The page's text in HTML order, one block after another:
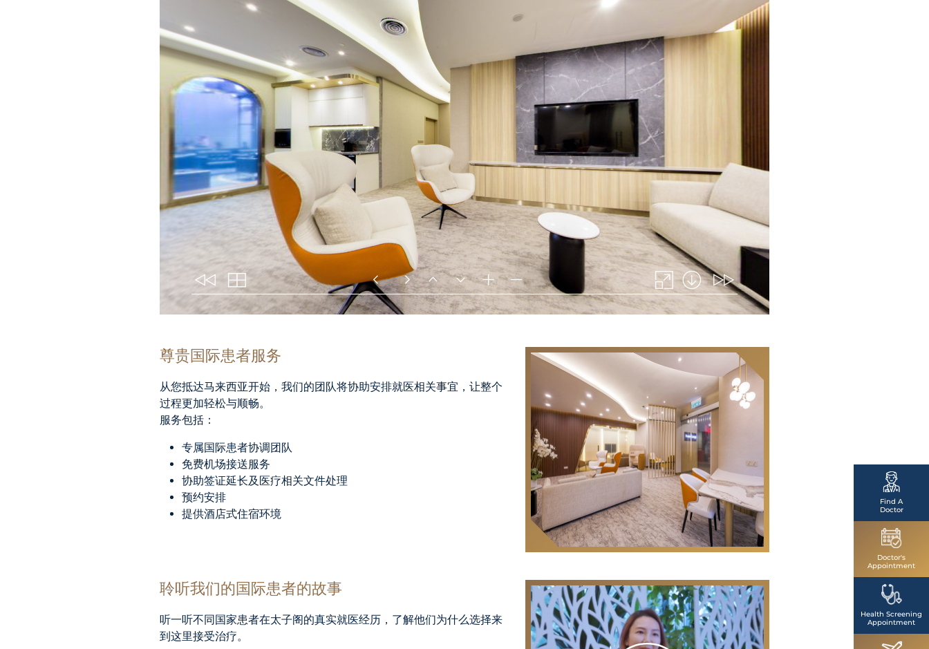
尊贵国际患者服务
从您抵达马来西亚开始，我们的团队将协助安排就医相关事宜，让整个
过程更加轻松与顺畅。
服务包括：
专属国际患者协调团队
免费机场接送服务
协助签证延长及医疗相关文件处理
预约安排
提供酒店式住宿环境
聆听我们的国际患者的故事
听一听不同国家患者在太子阁的真实就医经历，了解他们为什么选择来
到这里接受治疗。
Find A
Doctor
Doctor's
Appointment
Health Screening
Appointment